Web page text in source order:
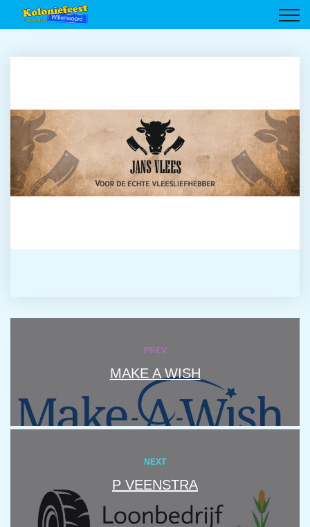
PREV
MAKE A WISH
NEXT
P VEENSTRA